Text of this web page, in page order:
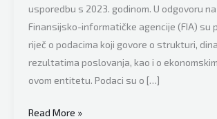
usporedbu s 2023. godinom. U odgovoru
Finansijsko-informatičke agencije (FIA) su
riječ o podacima koji govore o strukturi,
rezultatima poslovanja, kao i o
ovom entitetu. Podaci su o […]
Objavljeno
Read More »